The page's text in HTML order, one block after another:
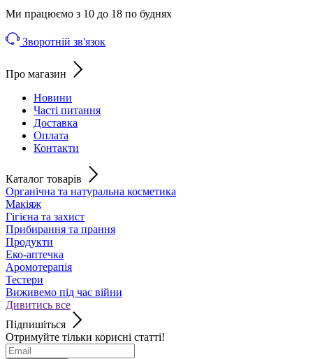
Ми працюємо з 10 до 18 по буднях
Зворотній зв'язок
Про магазин
Новини
Часті питання
Доставка
Оплата
Контакти
Каталог товарів
Органічна та натуральна косметика
Макіяж
Гігієна та захист
Прибирання та прання
Продукти
Еко-аптечка
Аромотерапія
Тестери
Виживемо під час війни
Дивитись все
Підпишіться
Отримуйте тільки корисні статті!